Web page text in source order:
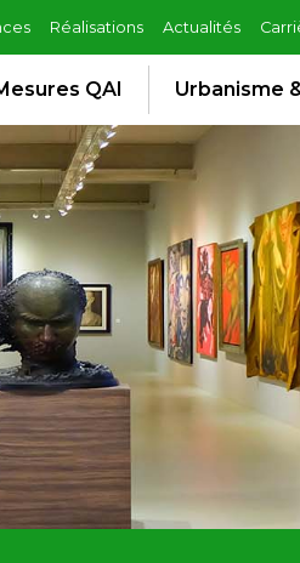
Réalisations Actualités
QAI Urbanisme